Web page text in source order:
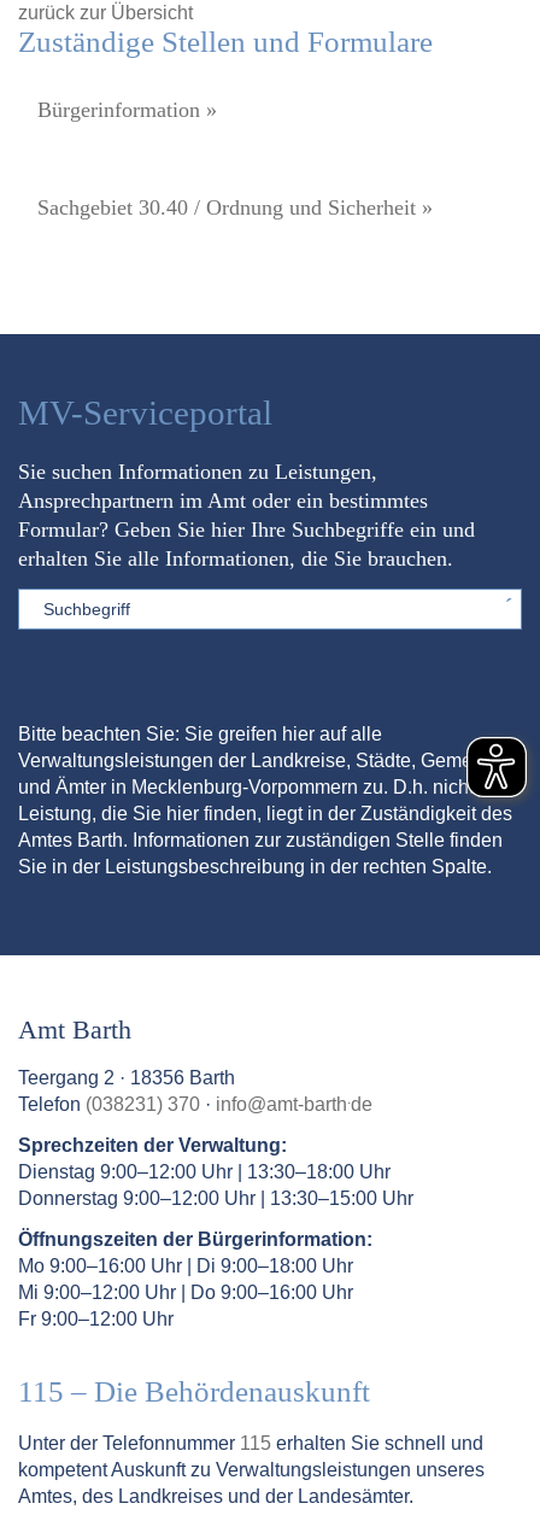
zurück zur Übersicht
Zuständige Stellen und Formulare
Bürgerinformation »
Sachgebiet 30.40 / Ordnung und Sicherheit »
MV-Serviceportal
Sie suchen Informationen zu Leistungen,
Ansprechpartnern im Amt oder ein bestimmtes
Formular? Geben Sie hier Ihre Suchbegriffe ein und
erhalten Sie alle Informationen, die Sie brauchen.
Sword
Bitte beachten Sie: Sie greifen hier auf alle
Verwaltungsleistungen der Landkreise, Städte, Gemeinden
und Ämter in Mecklenburg-Vorpommern zu. D.h. nicht jede
Leistung, die Sie hier finden, liegt in der Zuständigkeit des
Amtes Barth. Informationen zur zuständigen Stelle finden
Sie in der Leistungsbeschreibung in der rechten Spalte.
Amt Barth
Teergang 2 · 18356 Barth
Telefon (038231) 370 · info@amt-barth.de
Sprechzeiten der Verwaltung:
Dienstag 9:00–12:00 Uhr | 13:30–18:00 Uhr
Donnerstag 9:00–12:00 Uhr | 13:30–15:00 Uhr
Öffnungszeiten der Bürgerinformation:
Mo 9:00–16:00 Uhr | Di 9:00–18:00 Uhr
Mi 9:00–12:00 Uhr | Do 9:00–16:00 Uhr
Fr 9:00–12:00 Uhr
115 – Die Behördenauskunft
Unter der Telefonnummer 115 erhalten Sie schnell und
kompetent Auskunft zu Verwaltungsleistungen unseres
Amtes, des Landkreises und der Landesämter.